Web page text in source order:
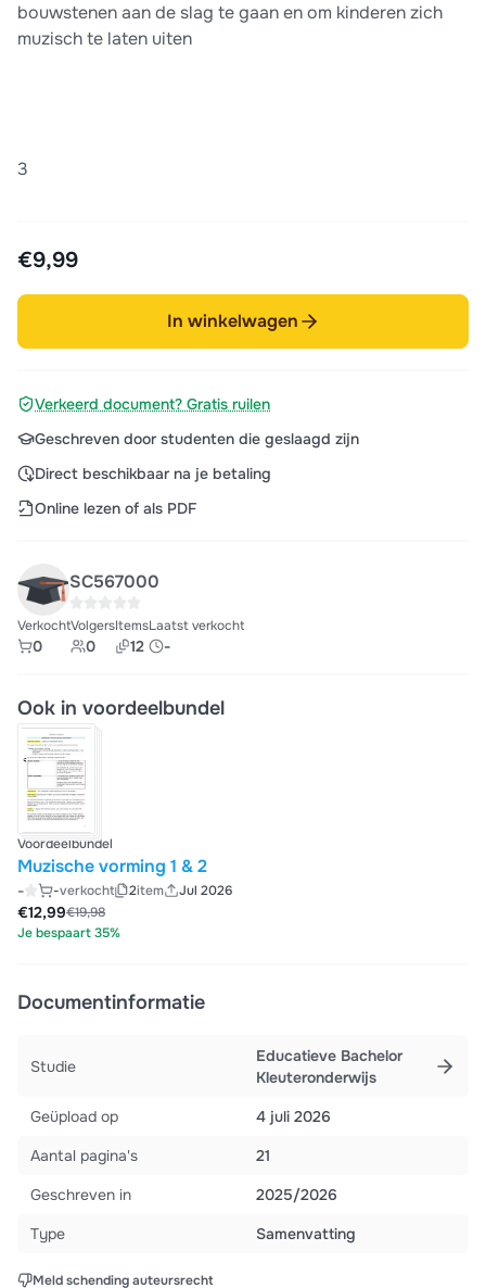
bouwstenen aan de slag te gaan en om kinderen zich
muzisch te laten uiten
3
€9,99
In winkelwagen
Verkeerd document? Gratis ruilen
Geschreven door studenten die geslaagd zijn
Direct beschikbaar na je betaling
Online lezen of als PDF
SC567000
Verkocht
0
Volgers
0
Items
12
Laatst verkocht
-
Ook in voordeelbundel
Voordeelbundel
Muzische vorming 1 & 2
- -verkocht 2item
Jul 2026
€19,98
€12,99
Je bespaart 35%
Documentinformatie
Studie
Educatieve Bachelor
Kleuteronderwijs
Geüpload op
4 juli 2026
Aantal pagina's
21
Geschreven in
2025/2026
Type
Samenvatting
Meld schending auteursrecht